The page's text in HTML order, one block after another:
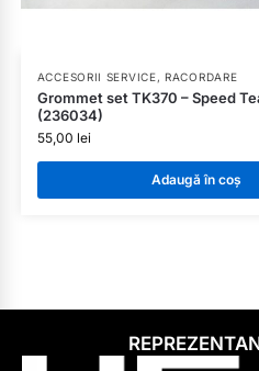
ACCESORII SERVICE, RACORDARE
Grommet set TK370 – Speed
(236034)
55,00 lei
Adaugă în coș